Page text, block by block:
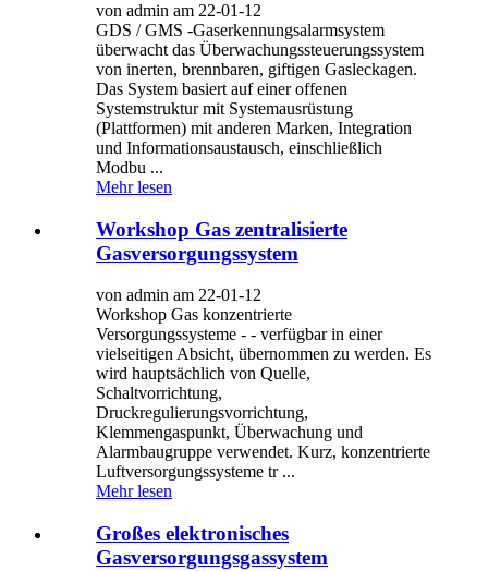
von admin am 22-01-12
GDS / GMS -Gaserkennungsalarmsystem
überwacht das Überwachungssteuerungssystem
von inerten, brennbaren, giftigen Gasleckagen.
Das System basiert auf einer offenen
Systemstruktur mit Systemausrüstung
(Plattformen) mit anderen Marken, Integration
und Informationsaustausch, einschließlich
Modbu ...
Mehr lesen
Workshop Gas zentralisierte
Gasversorgungssystem
von admin am 22-01-12
Workshop Gas konzentrierte
Versorgungssysteme - - verfügbar in einer
vielseitigen Absicht, übernommen zu werden. Es
wird hauptsächlich von Quelle,
Schaltvorrichtung,
Druckregulierungsvorrichtung,
Klemmengaspunkt, Überwachung und
Alarmbaugruppe verwendet. Kurz, konzentrierte
Luftversorgungssysteme tr ...
Mehr lesen
Großes elektronisches
Gasversorgungsgassystem